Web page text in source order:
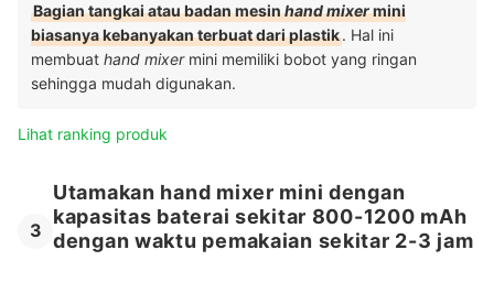
Bagian tangkai atau badan mesinhand mixermini
biasanya kebanyakan terbuat dari plastik. Hal ini
membuat hand mixermini memiliki bobot yang ringan
sehingga mudah digunakan.
Lihat ranking produk
3
Utamakan hand mixer mini dengan
kapasitas baterai sekitar 800-1200 mAh
dengan waktu pemakaian sekitar 2-3 jam